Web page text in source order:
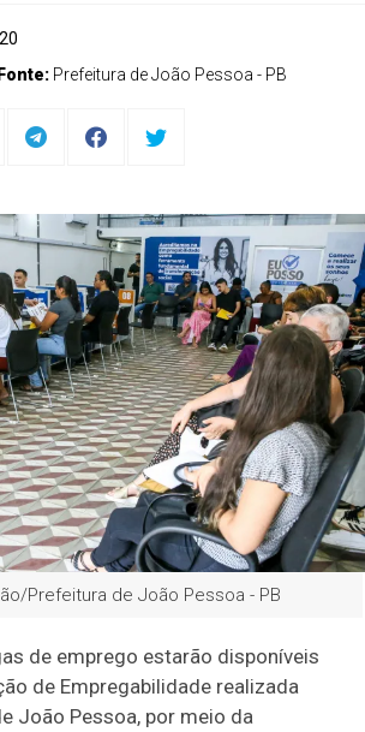
Fonte: Prefeitura de João Pessoa - PB
Prefeitura de João Pessoa - PB
de emprego estarão disponíveis
de Empregabilidade realizada
João Pessoa, por meio da